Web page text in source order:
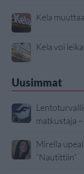
Kela
Kela voi
Uusimmat
matkustaja
Mirella
”Nautittiin”